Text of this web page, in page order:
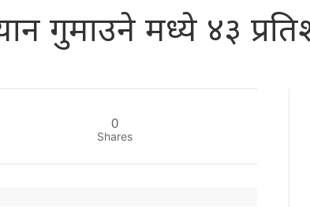
गुमाउने मध्ये ४३
0
Shares